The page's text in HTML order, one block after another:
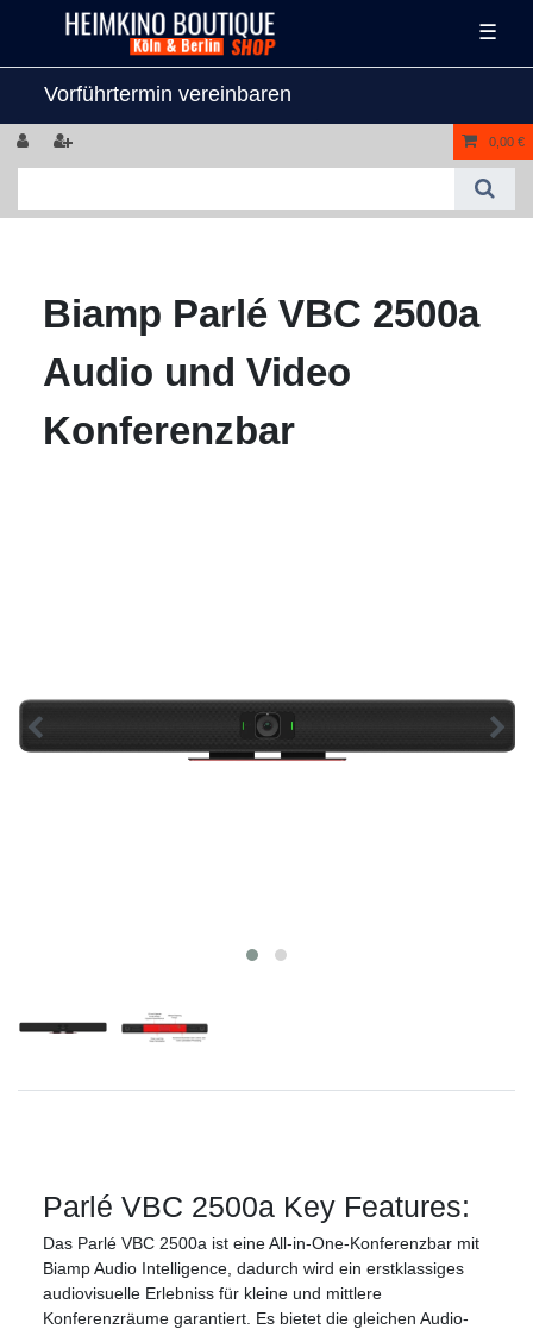
☰
Vorführtermin vereinbaren
0,00 €
Biamp Parlé VBC 2500a
Audio und Video
Konferenzbar
Parlé VBC 2500a Key Features:
Das Parlé VBC 2500a ist eine All-in-One-Konferenzbar mit
Biamp Audio Intelligence, dadurch wird ein erstklassiges
audiovisuelle Erlebniss für kleine und mittlere
Konferenzräume garantiert. Es bietet die gleichen Audio-